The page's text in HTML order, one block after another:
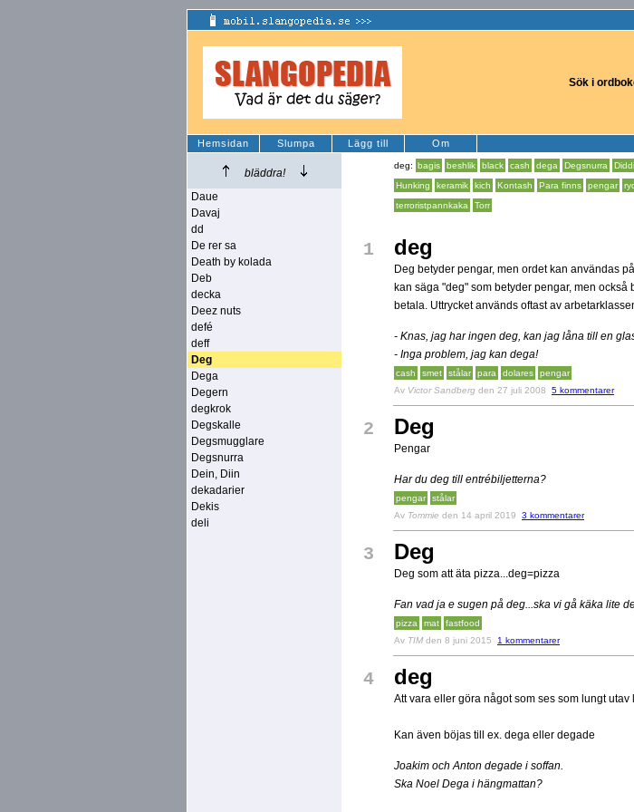
Sök i
Hemsidan Slumpa Lägg till Om
bläddra!
Daue
Davaj
dd
De rer sa
Death by kolada
Deb
decka
Deez nuts
defé
deff
Deg
Dega
Degern
degkrok
Degskalle
Degsmugglare
Degsnurra
Dein, Diin
dekadarier
Dekis
deli
deg: bagis beshlik black cash dega Degsnurra Diddi
Hunking
keramik kich Kontash Para finns pengar
terroristpannkaka
Torr
1 deg
Deg betyder pengar, men ordet kan användas
kan säga "deg" som betyder pengar, men också
betala. Uttrycket används oftast av
- Knas, jag har ingen deg, kan jag låna till en
- Inga problem, jag kan dega!
cash smet stålar para dolares
pengar
Av Victor Sandberg den 27 juli 2008 5 kommentarer
2 Deg
Pengar
Har du deg till entrébiljetterna?
pengar
stålar
Av Tommie den 14 april 2019 3 kommentarer
3 Deg
Deg som att äta pizza...deg=pizza
Fan vad ja e sugen på deg...ska vi gå käka lite
pizza mat
fastfood
Av TIM den 8 juni 2015 1 kommentarer
4 deg
Att vara eller göra något som ses som lungt utav
Kan även böjas till ex. dega eller degade
Joakim och Anton degade i soffan.
Ska Noel Dega i hängmattan?